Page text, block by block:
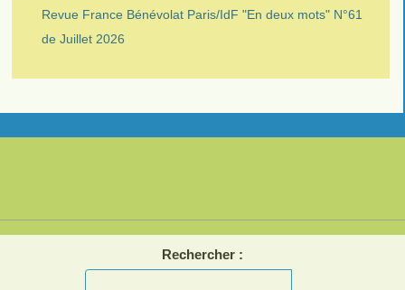
Revue France Bénévolat Paris/IdF "En deux mots" N°61
de Juillet 2026
Rechercher :